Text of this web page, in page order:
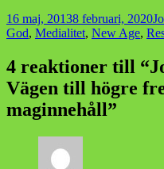
Postat
16 maj, 20138 februari, 2020
God, Medialitet, New Age,
4 reaktioner till
Vägen till högre
maginnehåll”